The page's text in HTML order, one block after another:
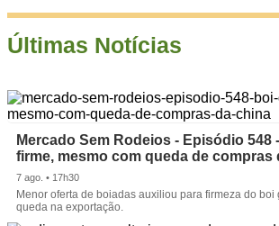
Últimas Notícias
Mercado Sem Rodeios - Episódio 548
firme, mesmo com queda de compras
7 ago. • 17h30
Menor oferta de boiadas auxiliou para firmeza do boi
queda na exportação.